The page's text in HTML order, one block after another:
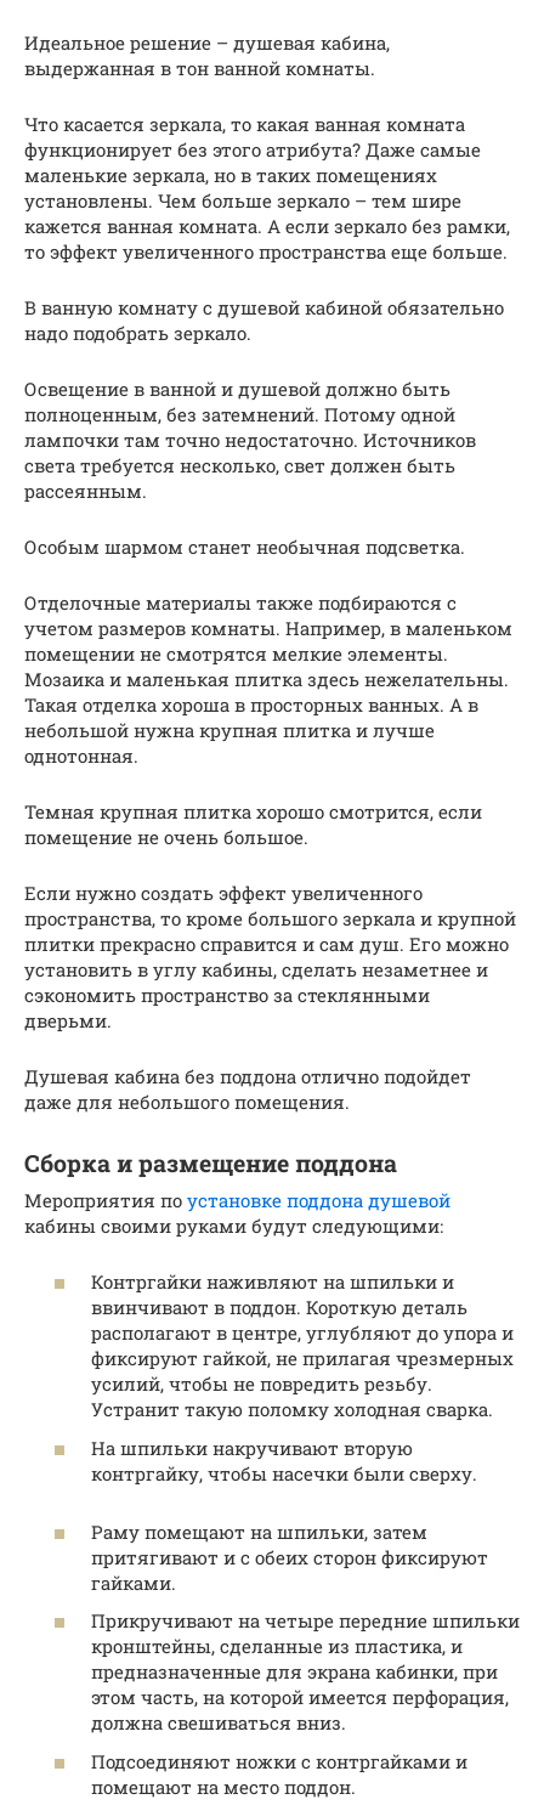
Идеальное решение – душевая кабина,
выдержанная в тон ванной комнаты.
Что касается зеркала, то какая ванная комната
функционирует без этого атрибута? Даже самые
маленькие зеркала, но в таких помещениях
установлены. Чем больше зеркало – тем шире
кажется ванная комната. А если зеркало без рамки,
то эффект увеличенного пространства еще больше.
В ванную комнату с душевой кабиной обязательно
надо подобрать зеркало.
Освещение в ванной и душевой должно быть
полноценным, без затемнений. Потому одной
лампочки там точно недостаточно. Источников
света требуется несколько, свет должен быть
рассеянным.
Особым шармом станет необычная подсветка.
Отделочные материалы также подбираются с
учетом размеров комнаты. Например, в маленьком
помещении не смотрятся мелкие элементы.
Мозаика и маленькая плитка здесь нежелательны.
Такая отделка хороша в просторных ванных. А в
небольшой нужна крупная плитка и лучше
однотонная.
Темная крупная плитка хорошо смотрится, если
помещение не очень большое.
Если нужно создать эффект увеличенного
пространства, то кроме большого зеркала и крупной
плитки прекрасно справится и сам душ. Его можно
установить в углу кабины, сделать незаметнее и
сэкономить пространство за стеклянными
дверьми.
Душевая кабина без поддона отлично подойдет
даже для небольшого помещения.
Сборка и размещение поддона
Мероприятия по установке поддона душевой
кабины своими руками будут следующими:
Контргайки наживляют на шпильки и
ввинчивают в поддон. Короткую деталь
располагают в центре, углубляют до упора и
фиксируют гайкой, не прилагая чрезмерных
усилий, чтобы не повредить резьбу.
Устранит такую поломку холодная сварка.
На шпильки накручивают вторую
контргайку, чтобы насечки были сверху.
Раму помещают на шпильки, затем
притягивают и с обеих сторон фиксируют
гайками.
Прикручивают на четыре передние шпильки
кронштейны, сделанные из пластика, и
предназначенные для экрана кабинки, при
этом часть, на которой имеется перфорация,
должна свешиваться вниз.
Подсоединяют ножки с контргайками и
помещают на место поддон.